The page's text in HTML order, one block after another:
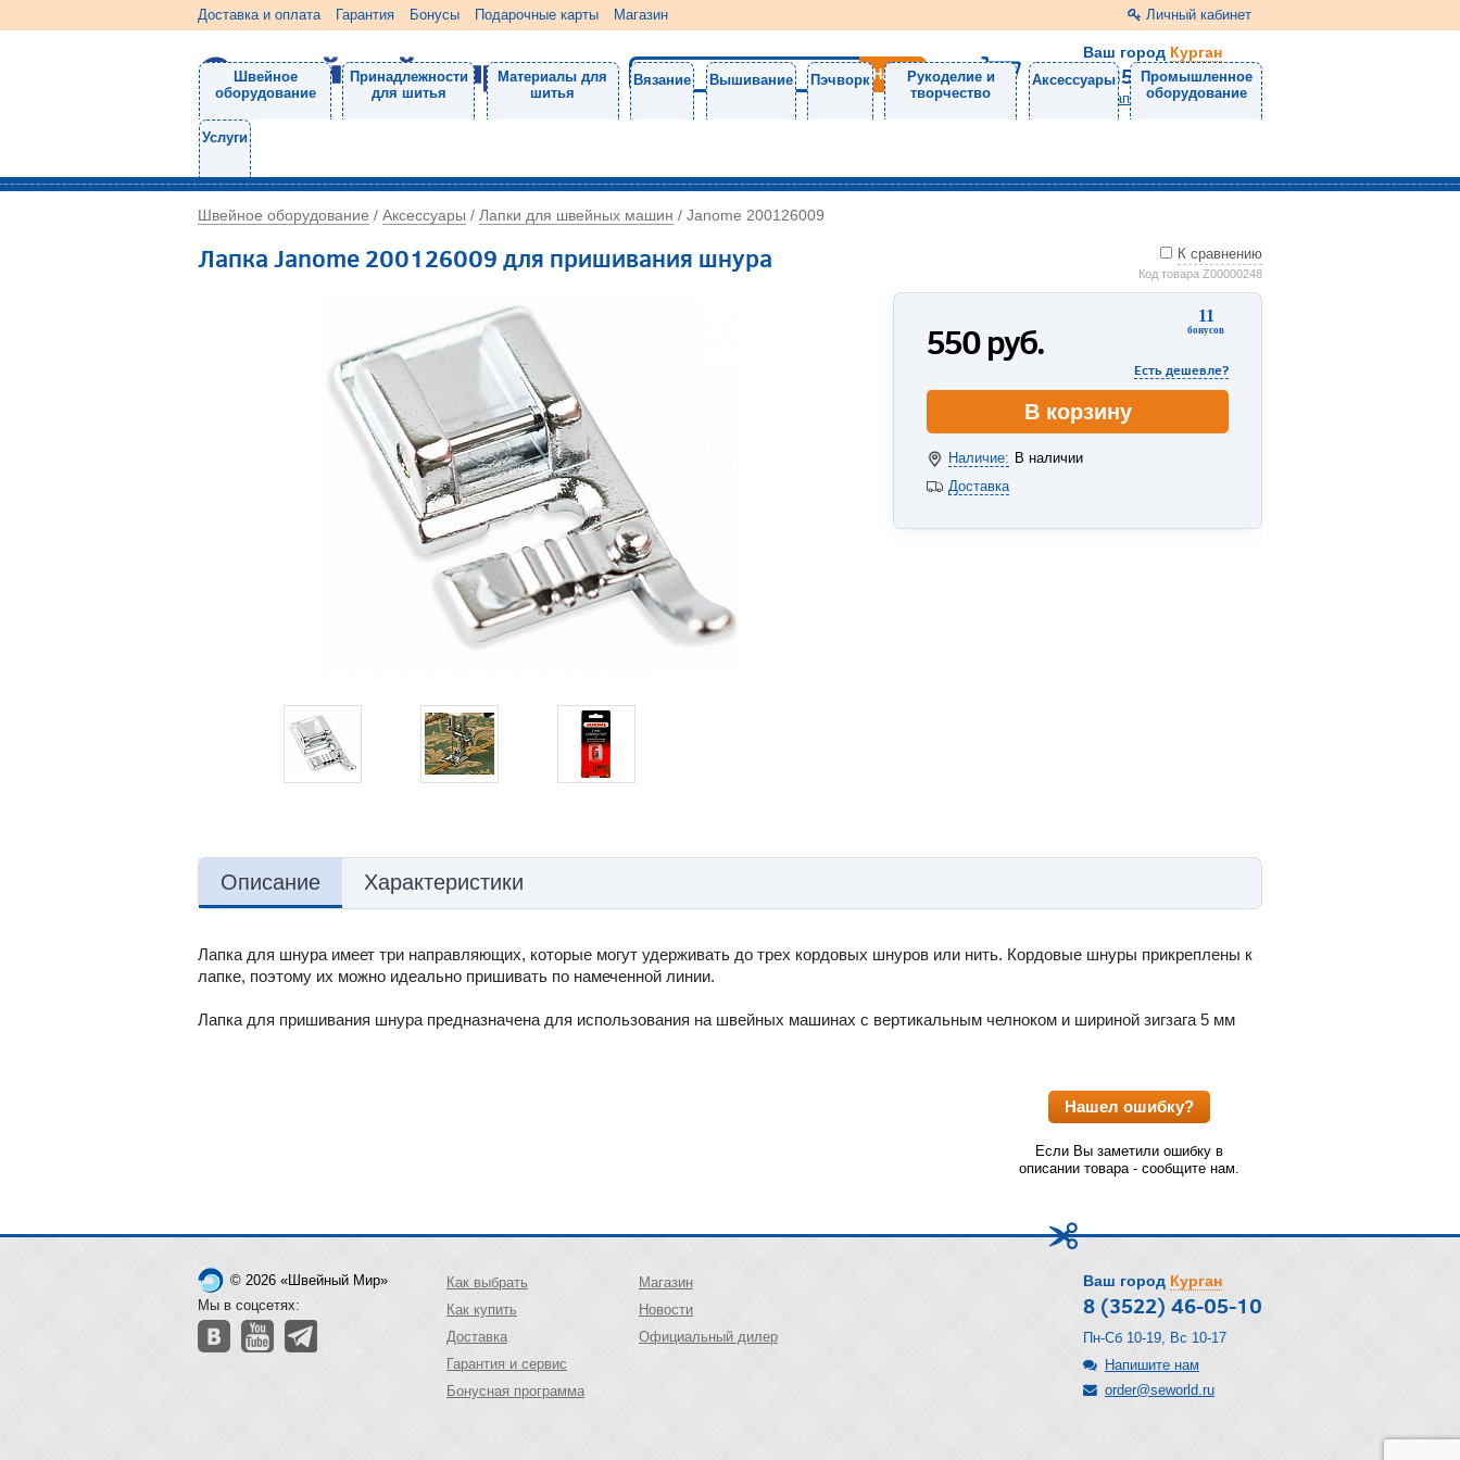
Доставка и оплата Гарантия Бонусы Подарочные карты Магазин Личный кабинет
Ваш город Курган
8 (3522) 46-05-10
Напишите нам
Швейное
оборудование
Принадлежности
для шитья
Материалы для
шитья
Вязание Вышивание Пэчворк
Рукоделие и
творчество
Аксессуары
Промышленное
оборудование
Услуги
Швейное оборудование / Аксессуары / Лапки для швейных машин / Janome 200126009
Лапка Janome 200126009 для пришивания шнура К сравнению
Код товара Z00000248
11
бонусов
550руб.
Есть дешевле?
В корзину
Наличие: В наличии
Доставка
Описание Характеристики
Лапка для шнура имеет три направляющих, которые могут удерживать до трех кордовых шнуров или нить. Кордовые шнуры прикреплены к
лапке, поэтому их можно идеально пришивать по намеченной линии.
Лапка для пришивания шнура предназначена для использования на швейных машинах с вертикальным челноком и шириной зигзага 5 мм
Нашел ошибку?
Если Вы заметили ошибку в
описании товара - сообщите нам.
© 2026 «Швейный Мир»
Мы в соцсетях:
Как выбрать
Как купить
Доставка
Гарантия и сервис
Бонусная программа
Магазин
Новости
Официальный дилер
Ваш город Курган
8 (3522) 46-05-10
Пн-Сб 10-19, Вс 10-17
Напишите нам
order@seworld.ru